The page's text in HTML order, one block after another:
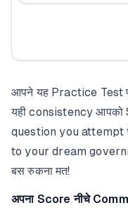
आपने यह Practice Test
यही consistency आपको
question you
to your dream
बस रुकना मत!
अपना Score नीचे